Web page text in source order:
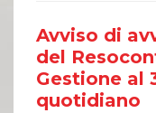
Avviso di
del
Gestione al
quotidiano